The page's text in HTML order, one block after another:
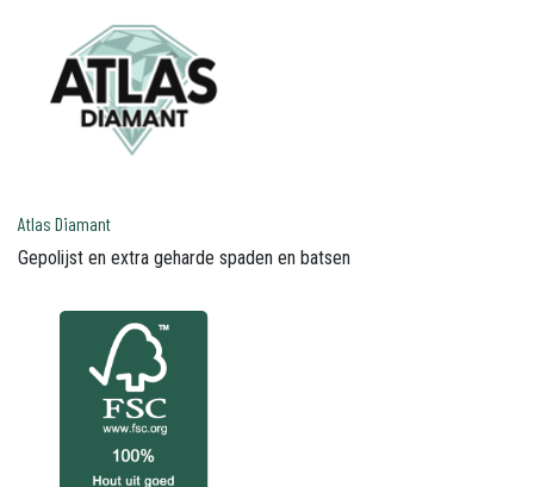
Atlas Diamant
Gepolijst en extra geharde spaden en batsen